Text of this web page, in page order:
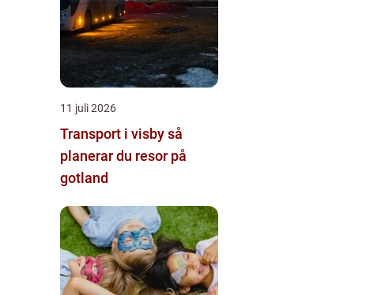
11 juli 2026
Transport i visby så
planerar du resor på
gotland